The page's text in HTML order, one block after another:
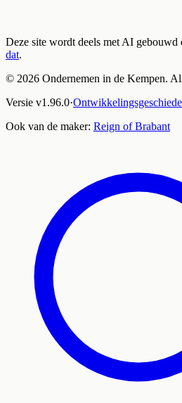
Deze site wordt deels met AI gebouwd
dat.
© 2026 Ondernemen in de Kempen.
Versie v1.96.0·
Ook van de maker: Reign of Brabant